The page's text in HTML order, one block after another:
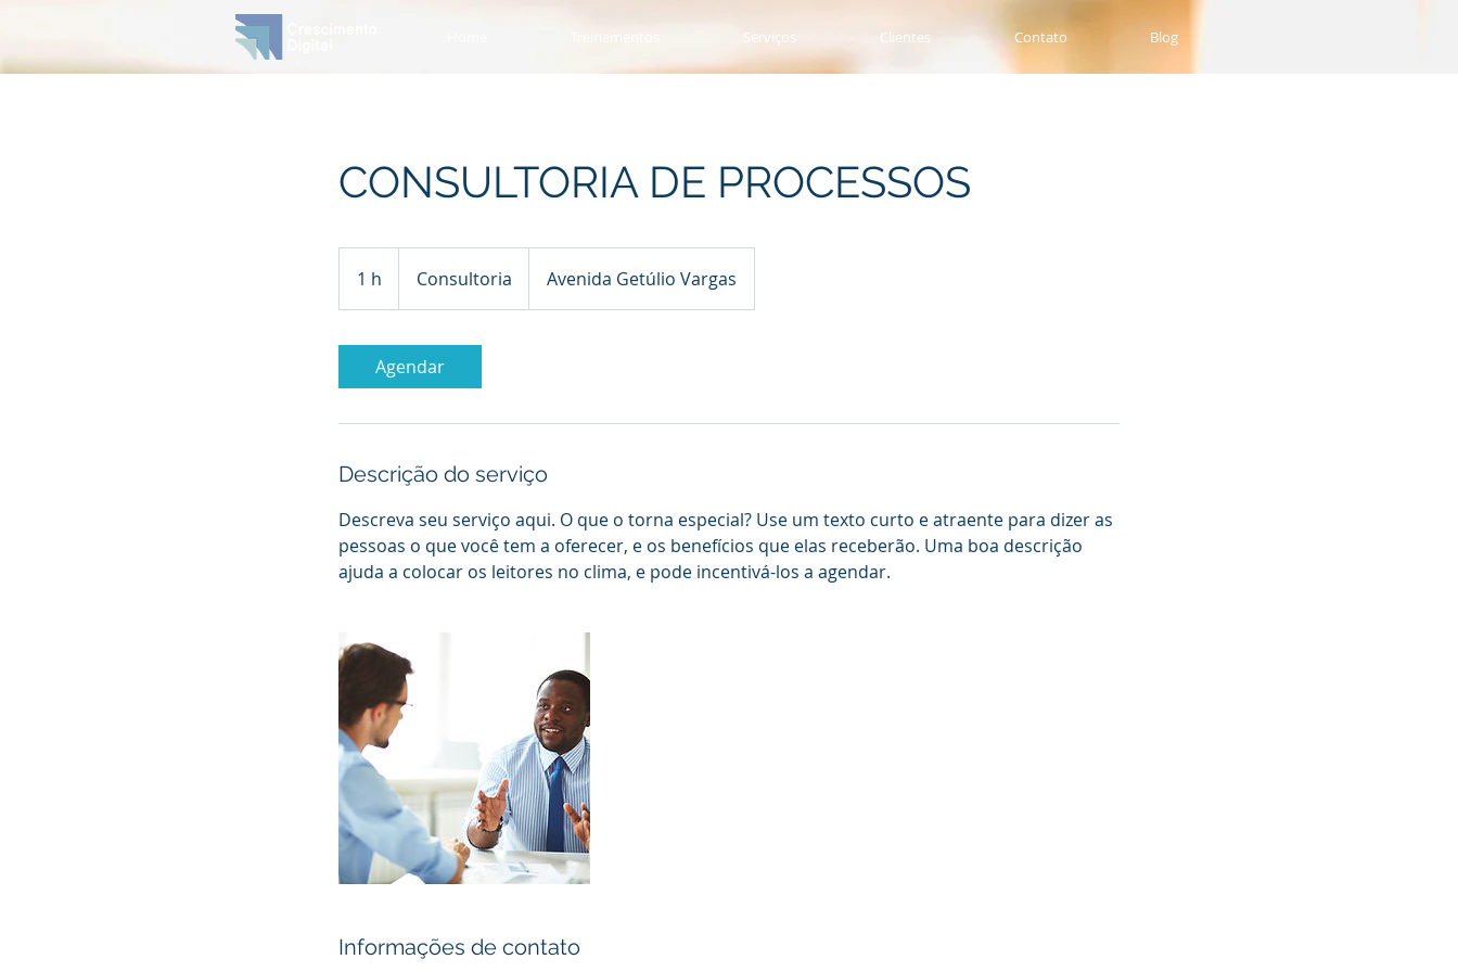
Treinamentos Serviços Clientes Contato Blog
CONSULTORIA DE PROCESSOS
1 h Consultoria Avenida Getúlio Vargas
Agendar
Descrição do serviço
Descreva seu serviço aqui. O que o torna especial? Use um texto curto e atraente para dizer as
pessoas o que você tem a oferecer, e os benefícios que elas receberão. Uma boa descrição
ajuda a colocar os leitores no clima, e pode incentivá-los a agendar.
Informações de contato